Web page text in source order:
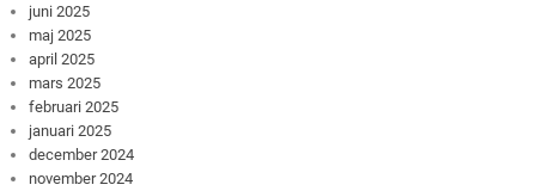
juni 2025
maj 2025
april 2025
mars 2025
februari 2025
januari 2025
december 2024
november 2024